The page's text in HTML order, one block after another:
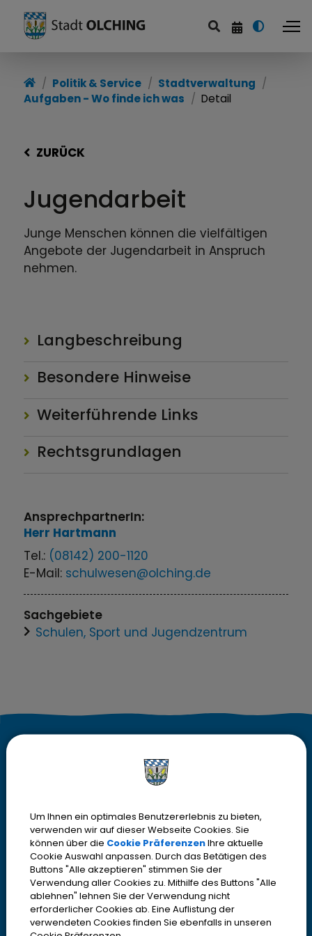
Politik & Service
Stadtverwaltung
Aufgaben - Wo finde ich was
Detail
ZURÜCK
Jugendarbeit
Junge Menschen können die vielfältigen
Angebote der Jugendarbeit in Anspruch
nehmen.
Langbeschreibung
Besondere Hinweise
Weiterführende Links
Rechtsgrundlagen
AnsprechpartnerIn:
Herr Hartmann
Tel.: (08142) 200-1120
E-Mail: schulwesen@olching.de
Sachgebiete
Schulen, Sport und Jugendzentrum
n
t
a
k
t
82140 Olching
Telefon08142 200-2000
Telefax08142 200-4000
IBAN DE13700530700001952316
> Email oder Kontaktformular
Um Ihnen ein optimales Benutzererlebnis zu bieten,
verwenden wir auf dieser Webseite Cookies. Sie
können über die Cookie PräferenzenIhre aktuelle
Cookie Auswahl anpassen. Durch das Betätigen des
Buttons "Alle akzeptieren" stimmen Sie der
Verwendung aller Cookies zu. Mithilfe des Buttons "Alle
ablehnen" lehnen Sie der Verwendung nicht
erforderlicher Cookies ab. Eine Auflistung der
verwendeten Cookies finden Sie ebenfalls in unseren